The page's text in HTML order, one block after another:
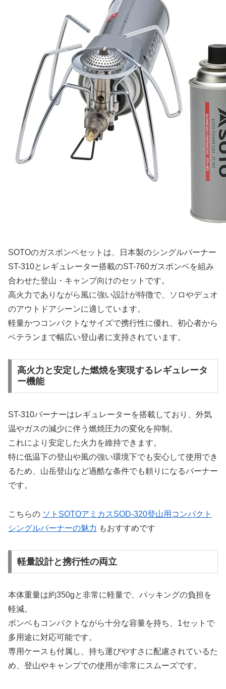
SOTOのガスボンベセットは、日本製のシングルバーナー
ST-310とレギュレーター搭載のST-760ガスボンベを組み
合わせた登山・キャンプ向けのセットです。
高火力でありながら風に強い設計が特徴で、ソロやデュオ
のアウトドアシーンに適しています。
軽量かつコンパクトなサイズで携行性に優れ、初心者から
ベテランまで幅広い登山者に支持されています。
高火力と安定した燃焼を実現するレギュレータ
ー機能
ST-310バーナーはレギュレーターを搭載しており、外気
温やガスの減少に伴う燃焼圧力の変化を抑制。
これにより安定した火力を維持できます。
特に低温下の登山や風の強い環境下でも安心して使用でき
るため、山岳登山など過酷な条件でも頼りになるバーナー
です。
こちらの ソトSOTOアミカスSOD-320登山用コンパクト
シングルバーナーの魅力 もおすすめです
軽量設計と携行性の両立
本体重量は約350gと非常に軽量で、パッキングの負担を
軽減。
ボンベもコンパクトながら十分な容量を持ち、1セットで
多用途に対応可能です。
専用ケースも付属し、持ち運びやすさに配慮されているた
め、登山やキャンプでの使用が非常にスムーズです。